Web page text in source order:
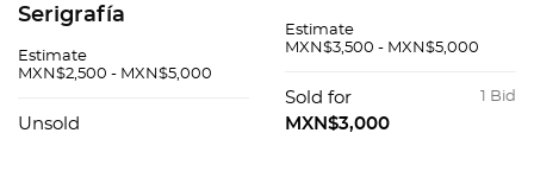
Serigrafía
x 32.5 cm medidas
Estimate
MXN$2,500 - MXN$5,000
Unsold
Firmado y fechado
papel. 30.5 x 51.5 cm
Estimate
MXN$3,500 - MXN$5,000
1 Bid
Sold for
MXN$3,000